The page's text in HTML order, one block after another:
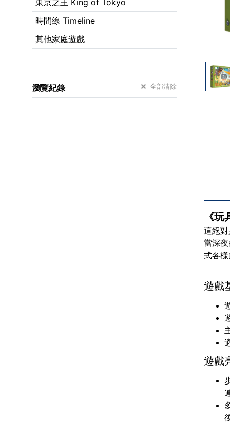
東京之王 King of Tokyo
時間線 Timeline
其他家庭遊戲
瀏覽紀錄 全部清除
《
這絕
當深
式各
遊戲
遊戲